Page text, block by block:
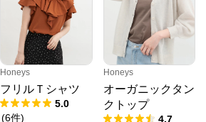
Honeys
フリルＴシャツ
5.0
(6件)
Honeys
オーガニックタン
クトップ
4.7